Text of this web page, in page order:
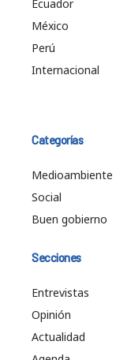
Ecuador
México
Perú
Internacional
Categorías
Medioambiente
Social
Buen gobierno
Secciones
Entrevistas
Opinión
Actualidad